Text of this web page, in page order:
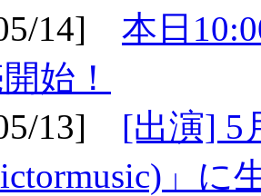
14] 本日
始！
13] [出演] 5
」に